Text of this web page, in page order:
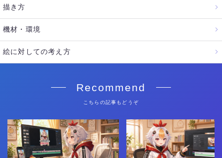
描き方
機材・環境
絵に対しての考え方
Recommend
こちらの記事もどうぞ